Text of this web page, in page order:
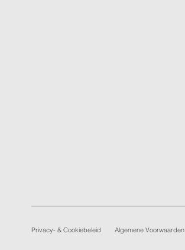
Privacy- & Cookiebeleid Algemene Voorwaarden